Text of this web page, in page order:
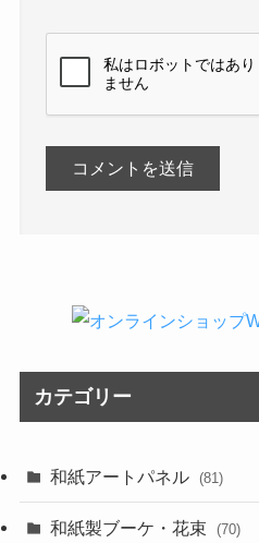
カテゴリー
和紙アートパネル (81)
和紙製ブーケ・花束 (70)